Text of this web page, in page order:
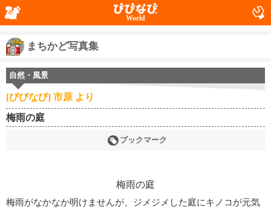
World
まちかど写真集
自然・風景
[びびなび] 市原 より
梅雨の庭
ブックマーク
梅雨がなかなか明けませんが、ジメジメした庭にキノコが元気